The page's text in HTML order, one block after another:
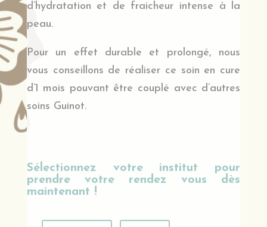
d’hydratation et de fraicheur intense à la
peau.
Pour un effet durable et prolongé, nous
vous conseillons de réaliser ce soin en cure
d’1 mois pouvant être couplé avec d’autres
soins Guinot.
Sélectionnez votre institut pour
prendre votre rendez vous dès
maintenant !